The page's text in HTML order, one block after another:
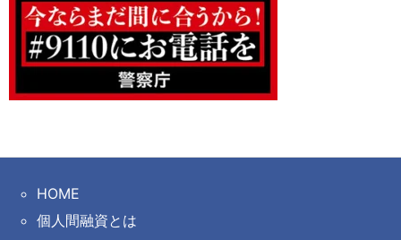
HOME
個人間融資とは